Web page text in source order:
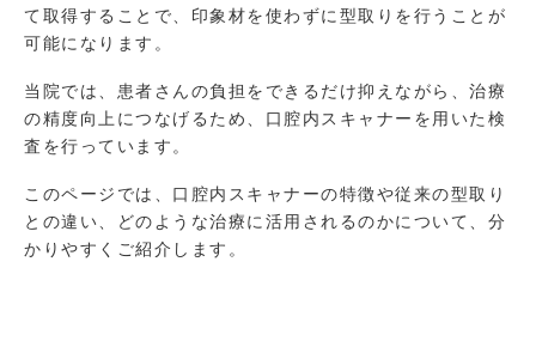
て取得することで、印象材を使わずに型取りを行うことが
可能になります。
当院では、患者さんの負担をできるだけ抑えながら、治療
の精度向上につなげるため、口腔内スキャナーを用いた検
査を行っています。
このページでは、口腔内スキャナーの特徴や従来の型取り
との違い、どのような治療に活用されるのかについて、分
かりやすくご紹介します。